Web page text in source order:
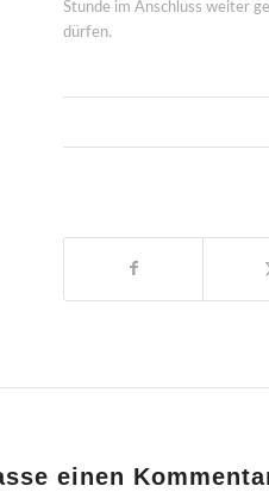
Stunde im Anschluss weiter
dürfen.
einen
ein